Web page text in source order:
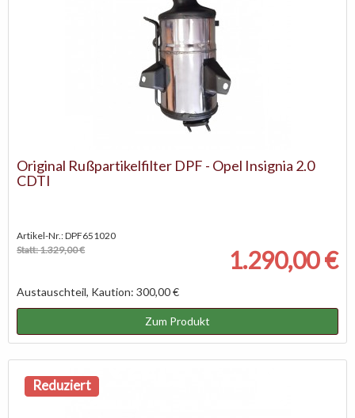
Original Rußpartikelfilter DPF - Opel Insignia 2.0
CDTI
Artikel-Nr.: DPF651020
Statt: 1.329,00 €
1.290,00 €
Austauschteil, Kaution: 300,00 €
Zum Produkt
Reduziert